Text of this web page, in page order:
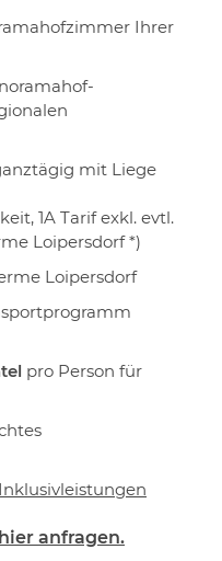
Ihrer
mit Liege
1A Tarif exkl. evtl.
Loipersdorf *)
Loipersdorf
pro Person für
hier anfragen.